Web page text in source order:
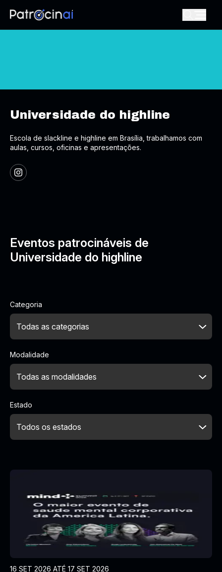
Universidade do highline
Escola de slackline e highline em Brasília, trabalhamos com
aulas, cursos, oficinas e apresentações.
Eventos patrocináveis de
Universidade do highline
Categoria
Modalidade
Estado
16 SET 2026 ATÉ 17 SET 2026